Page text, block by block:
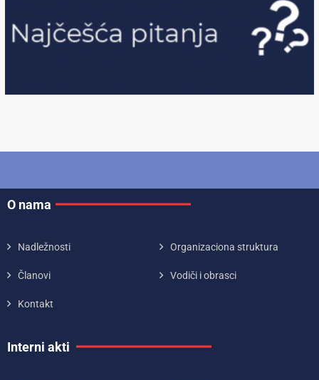
O nama
Nadležnosti Organizaciona struktura
Članovi Vodiči i obrasci
Kontakt
Interni akti